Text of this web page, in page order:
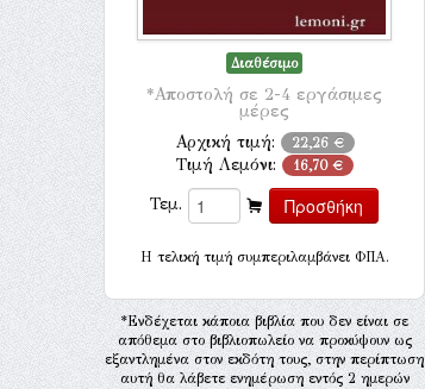
Διαθέσιμο
*Αποστολή σε 2-4 εργάσιμες
μέρες
Αρχική τιμή: 22,26 €
Τιμή Λεμόνι: 16,70 €
Τεμ.
H τελική τιμή συμπεριλαμβάνει ΦΠΑ.
*Ενδέχεται κάποια βιβλία που δεν είναι σε
απόθεμα στο βιβλιοπωλείο να προκύψουν ως
εξαντλημένα στον εκδότη τους, στην περίπτωση
αυτή θα λάβετε ενημέρωση εντός 2 ημερών